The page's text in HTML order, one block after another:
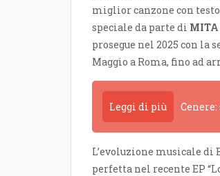
miglior canzone con
speciale da parte di MITA
prosegue nel 2025 con
Maggio a Roma, fino ad
Leggi di più
L’evoluzione musicale
perfetta nel recente EP